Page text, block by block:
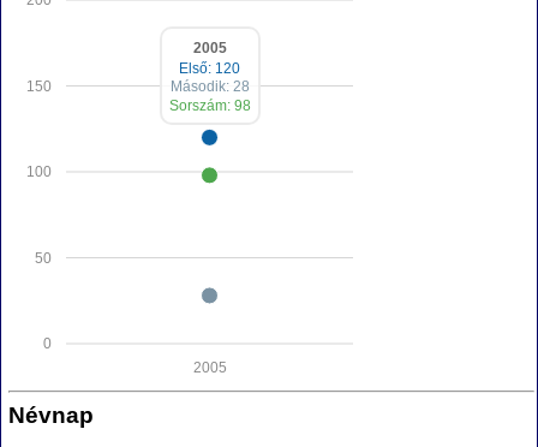
0
50
100
150
2005
2005
Első: 120
Második: 28
Sorszám: 98
Névnap